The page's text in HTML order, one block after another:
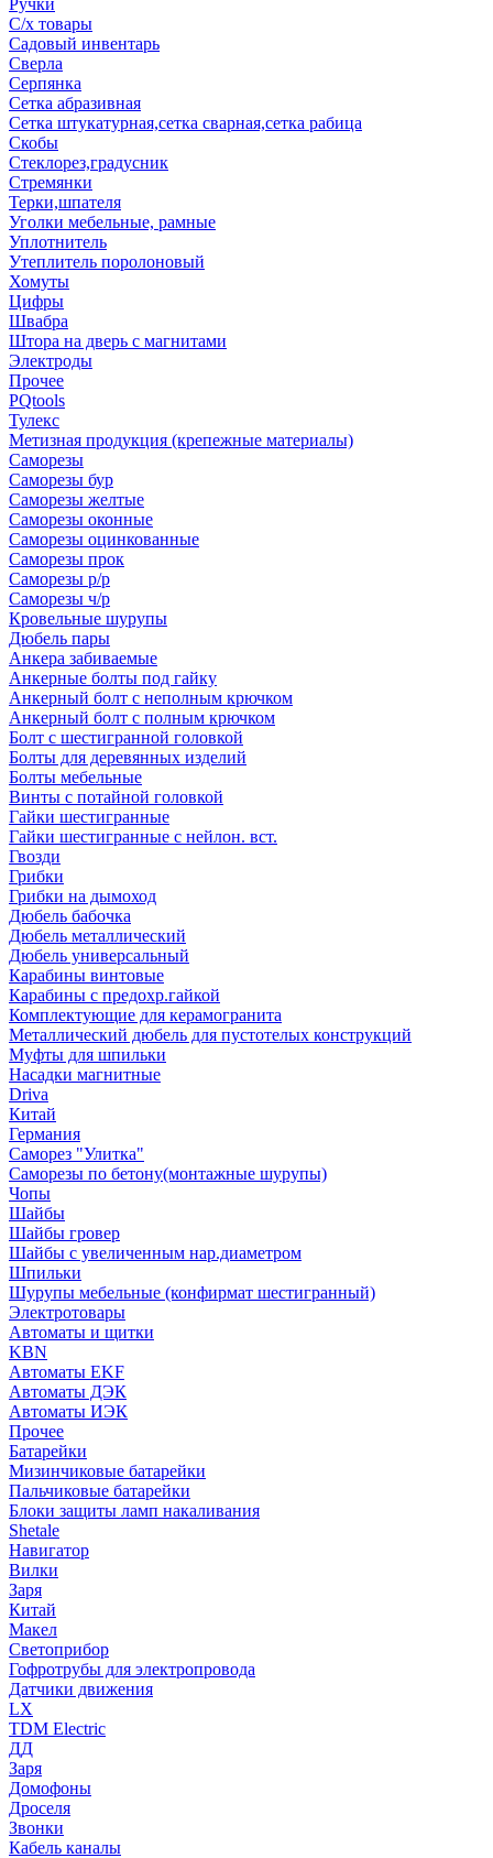
Ручки
С/х товары
Садовый инвентарь
Сверла
Серпянка
Сетка абразивная
Сетка штукатурная,сетка сварная,сетка рабица
Скобы
Стеклорез,градусник
Стремянки
Терки,шпателя
Уголки мебельные, рамные
Уплотнитель
Утеплитель поролоновый
Хомуты
Цифры
Швабра
Штора на дверь с магнитами
Электроды
Прочее
PQtools
Тулекс
Метизная продукция (крепежные материалы)
Саморезы
Саморезы бур
Саморезы желтые
Саморезы оконные
Саморезы оцинкованные
Саморезы прок
Саморезы р/р
Саморезы ч/р
Кровельные шурупы
Дюбель пары
Анкера забиваемые
Анкерные болты под гайку
Анкерный болт с неполным крючком
Анкерный болт с полным крючком
Болт с шестигранной головкой
Болты для деревянных изделий
Болты мебельные
Винты с потайной головкой
Гайки шестигранные
Гайки шестигранные с нейлон. вст.
Гвозди
Грибки
Грибки на дымоход
Дюбель бабочка
Дюбель металлический
Дюбель универсальный
Карабины винтовые
Карабины с предохр.гайкой
Комплектующие для керамогранита
Металлический дюбель для пустотелых конструкций
Муфты для шпильки
Насадки магнитные
Driva
Китай
Германия
Саморез "Улитка"
Саморезы по бетону(монтажные шурупы)
Чопы
Шайбы
Шайбы гровер
Шайбы с увеличенным нар.диаметром
Шпильки
Шурупы мебельные (конфирмат шестигранный)
Электротовары
Автоматы и щитки
KBN
Автоматы EKF
Автоматы ДЭК
Автоматы ИЭК
Прочее
Батарейки
Мизинчиковые батарейки
Пальчиковые батарейки
Блоки защиты ламп накаливания
Shetale
Навигатор
Вилки
Заря
Китай
Макел
Светоприбор
Гофротрубы для электропровода
Датчики движения
LX
TDM Electric
ДД
Заря
Домофоны
Дроселя
Звонки
Кабель каналы